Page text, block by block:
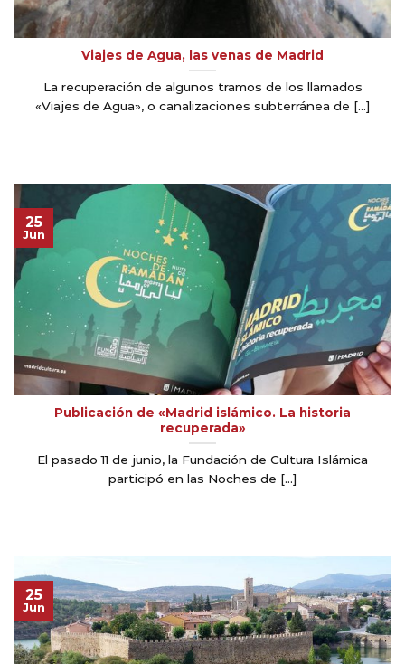
Viajes de Agua, las venas de Madrid
La recuperación de algunos tramos de los llamados
«Viajes de Agua», o canalizaciones subterránea de [...]
Publicación de «Madrid islámico. La historia
recuperada»
El pasado 11 de junio, la Fundación de Cultura Islámica
participó en las Noches de [...]
25
Jun
25
Jun